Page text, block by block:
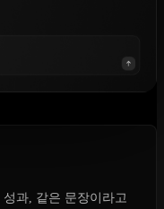
과, 같은 문장이라고